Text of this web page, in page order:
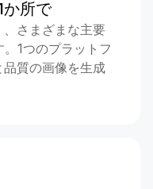
か所で
さまざまな主要
1つのプラットフ
質の画像を生成